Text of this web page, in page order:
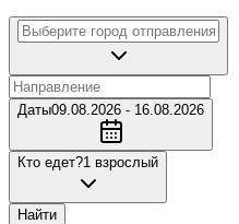
Даты09.08.2026 - 16.08.2026
Кто едет?1 взрослый
Найти